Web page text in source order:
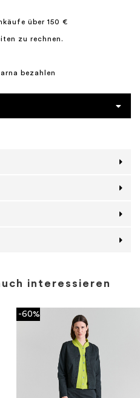
über 150 €
zu rechnen.
bezahlen
interessieren
-60%